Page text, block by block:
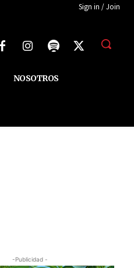
Sign in / Join
NOSOTROS
-Publicidad -